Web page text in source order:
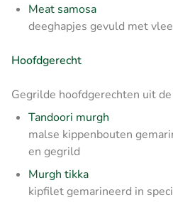
Meat samosa
deeghapjes gevuld met
Hoofdgerecht
Gegrilde hoofdgerechten uit
Tandoori murgh
malse kippenbouten
en gegrild
Murgh tikka
kipfilet gemarineerd in